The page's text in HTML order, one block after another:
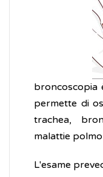
broncoscopia
permette di
trachea,
malattie
L'esame